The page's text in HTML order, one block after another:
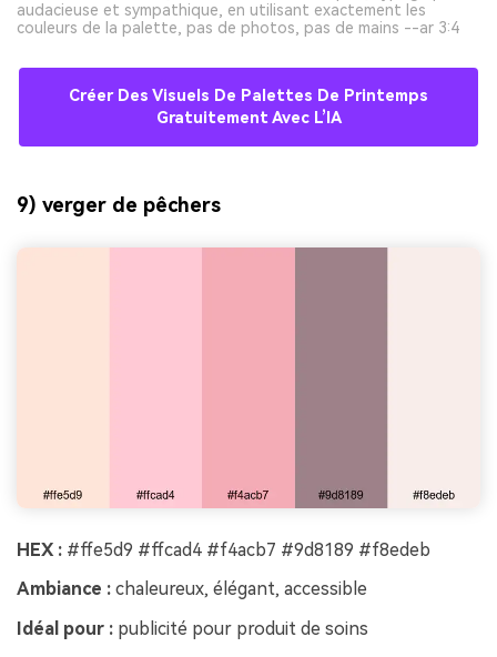
audacieuse et sympathique, en utilisant exactement les
couleurs de la palette, pas de photos, pas de mains --ar 3:4
Créer Des Visuels De Palettes De Printemps
Gratuitement Avec L’IA
9) verger de pêchers
HEX : #ffe5d9 #ffcad4 #f4acb7 #9d8189 #f8edeb
Ambiance : chaleureux, élégant, accessible
Idéal pour : publicité pour produit de soins